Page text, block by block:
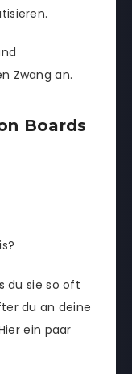
Zwang an.
Boards
du sie so oft
du an deine
ein paar